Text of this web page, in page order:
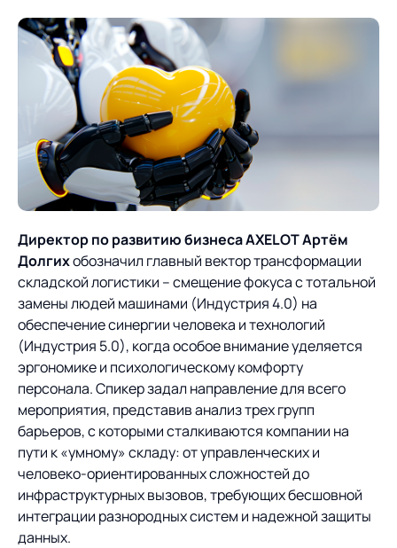
и транспортным парком
Интегрированное
планирование
Управление
контейнерным
терминалом
Роботизация
Оборудование для склада
AXELOT AI
Автоматизация
процессов
Техническое оснащение
Постпроектное
сопровождение
Облачные сервисы
Формирование центров
компетенций
Новости
Мероприятия
СМИ о нас
Архив мероприятий
Проекты
Проекты
Контакты
Контакты
Академия
Предложение для
учебных заведений
База знаний
Директор по развитию бизнесаAXELOTАртём
Долгихобозначил главный вектор трансформации
складской логистики – смещение фокуса с тотальной
замены людей машинами (Индустрия 4.0) на
обеспечение синергии человека и технологий
(Индустрия 5.0), когда особое внимание уделяется
эргономике и психологическому комфорту
персонала. Спикер задал направление для всего
мероприятия, представив анализ трех групп
барьеров, с которыми сталкиваются компании на
пути к «умному» складу: от управленческих и
человеко-ориентированных сложностей до
инфраструктурных вызовов, требующих бесшовной
интеграции разнородных систем и надежной защиты
данных.